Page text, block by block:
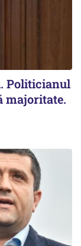
Politicianul
majoritate.